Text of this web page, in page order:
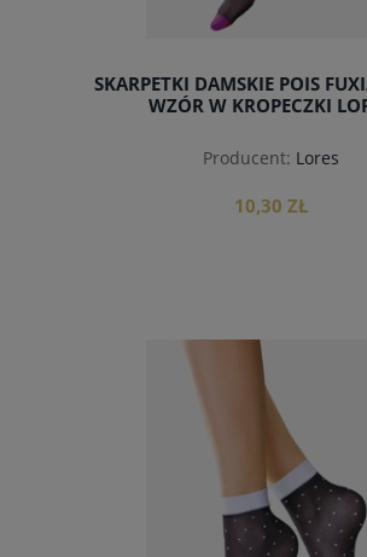
SKARPETKI DAMSKIE POIS
WZÓR W KROPECZKI
Producent: Lores
10,30 ZŁ
do koszyka